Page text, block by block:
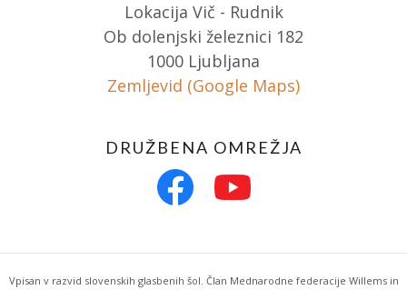
Lokacija Vič - Rudnik
Ob dolenjski železnici 182
1000 Ljubljana
Zemljevid (Google Maps)
DRUŽBENA OMREŽJA
Vpisan v razvid slovenskih glasbenih šol. Član Mednarodne federacije Willems in